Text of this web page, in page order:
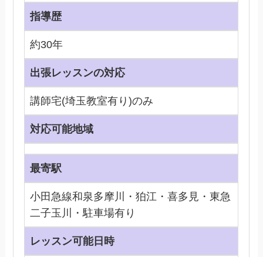
指導歴
約30年
出張レッスンの対応
講師宅(埼玉教室有り)のみ
対応可能地域
最寄駅
小田急線和泉多摩川・狛江・喜多見・東急
二子玉川・駐車場有り
レッスン可能日時